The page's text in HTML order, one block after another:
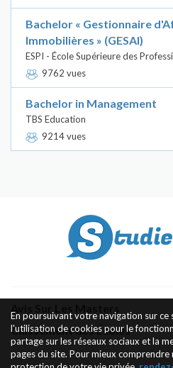
Bachelor « Gestionnaire
Immobilières » (GESAI)
ESPI - École Supérieure des
9762 vues
Bachelor in Management
TBS Education
9214 vues
Classement des Écoles
En poursuivant votre navigation sur ce
l'utilisation de cookies pour le
partage sur les réseaux sociaux et la
pages du site. Pour mieux